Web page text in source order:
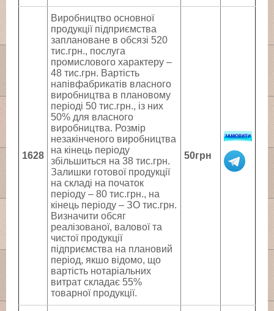
1628
Виробництво основної
продукції підприємства
заплановане в обсязі 520
тис.грн., послуга
промислового характеру –
48 тис.грн. Вартість
напівфабрикатів власного
виробництва в плановому
періоді 50 тис.грн., із них
50% для власного
виробництва. Розмір
незакінченого виробництва
на кінець періоду
збільшиться на 38 тис.грн.
Залишки готової продукції
на складі на початок
періоду – 80 тис.грн., на
кінець періоду – ЗО тис.грн.
Визначити обсяг
реалізованої, валової та
чистої продукції
підприємства на плановий
період, якшо відомо, що
вартість нотаріальних
витрат складає 55%
товарної продукції.
50грн